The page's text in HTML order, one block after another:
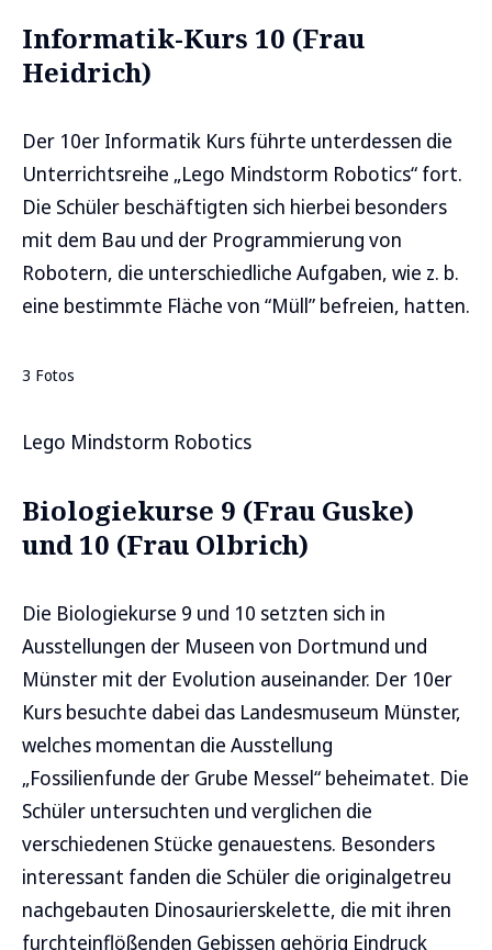
Informatik-Kurs 10 (Frau
Heidrich)
Der 10er Informatik Kurs führte unterdessen die
Unterrichtsreihe „Lego Mindstorm Robotics“ fort.
Die Schüler beschäftigten sich hierbei besonders
mit dem Bau und der Programmierung von
Robotern, die unterschiedliche Aufgaben, wie z. b.
eine bestimmte Fläche von “Müll” befreien, hatten.
3 Fotos
Lego Mindstorm Robotics
Biologiekurse 9 (Frau Guske)
und 10 (Frau Olbrich)
Die Biologiekurse 9 und 10 setzten sich in
Ausstellungen der Museen von Dortmund und
Münster mit der Evolution auseinander. Der 10er
Kurs besuchte dabei das Landesmuseum Münster,
welches momentan die Ausstellung
„Fossilienfunde der Grube Messel“ beheimatet. Die
Schüler untersuchten und verglichen die
verschiedenen Stücke genauestens. Besonders
interessant fanden die Schüler die originalgetreu
nachgebauten Dinosaurierskelette, die mit ihren
furchteinflößenden Gebissen gehörig Eindruck